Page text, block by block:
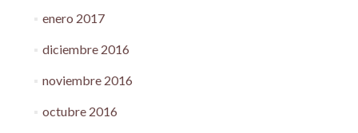
enero 2017
diciembre 2016
noviembre 2016
octubre 2016